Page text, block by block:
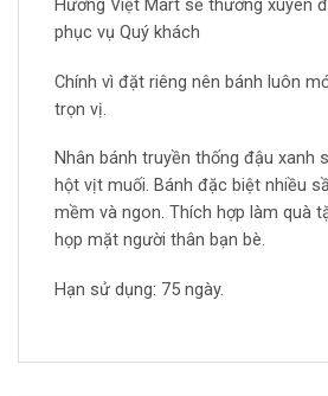
Hương Việt Mart sẽ thường xuyên
phục vụ Quý khách
Chính vì đặt riêng nên bánh luôn
trọn vị.
Nhân bánh truyền thống đậu xanh
hột vịt muối. Bánh đặc biệt nhiều
mềm và ngon. Thích hợp làm quà
họp mặt người thân bạn bè.
Hạn sử dụng: 75 ngày.